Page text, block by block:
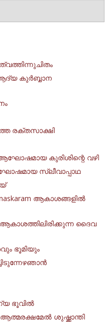
ആദ്യ കുർബ്ബാന
രക്തസാക്ഷി
ആഘോഷമായ കുരിശിന്റെ വഴി
ആഘോഷമായ സ്ലീവാപ്പാഥ
ആകാശങ്ങളിൽ
ആകാശത്തിലിരിക്കുന്ന ദൈവ
ഭൂമിയും
ഭൂവിൽ
ആത്മരക്ഷമേൽ ശുഷ്ക്കാന്തി